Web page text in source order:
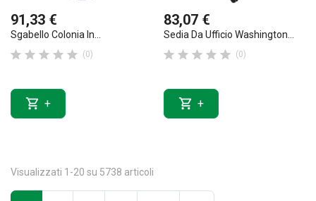
91,33 €
Sgabello Colonia In...
     (0)
 +
83,07 €
Sedia Da Ufficio Washington...
     (0)
 +
Visualizzati 1-20 su 5738 articoli